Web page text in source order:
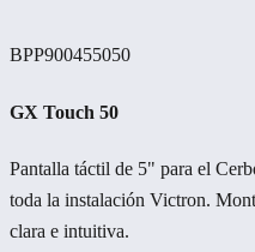
BPP900455050
GX Touch 50
Pantalla táctil de 5" para el
toda la instalación Victron.
clara e intuitiva.